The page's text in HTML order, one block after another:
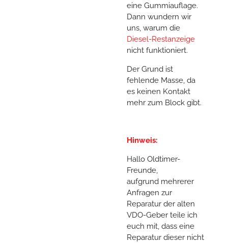
eine Gummiauflage.
Dann wundern wir
uns, warum die
Diesel-Restanzeige
nicht funktioniert.
Der Grund ist
fehlende Masse, da
es keinen Kontakt
mehr zum Block gibt.
Hinweis:
Hallo Oldtimer-
Freunde,
aufgrund mehrerer
Anfragen zur
Reparatur der alten
VDO-Geber teile ich
euch mit, dass eine
Reparatur dieser nicht